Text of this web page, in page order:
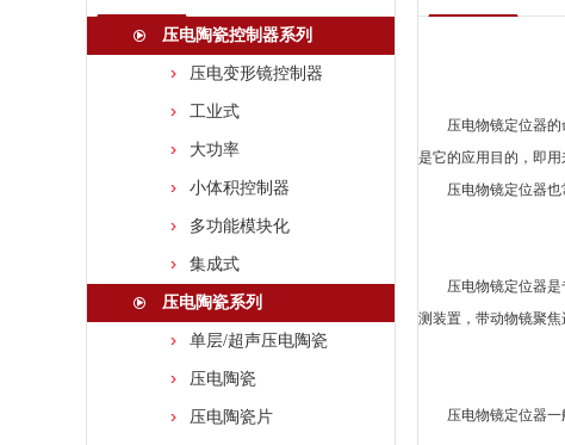
压电陶瓷控制器系列
压电变形镜控制器
工业式
大功率
小体积控制器
多功能模块化
集成式
压电陶瓷系列
单层/超声压电陶瓷
压电陶瓷
压电陶瓷片
压电物镜定位器的
是它的应用目的，即用
压电物镜定位器也
压电物镜定位器
测装置，带动物镜聚
压电物镜定位器